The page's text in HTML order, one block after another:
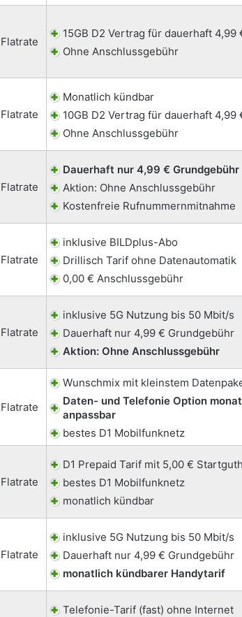
Flatrate
15GB D2 Vertrag für dauerhaft 4,99
Ohne Anschlussgebühr
Flatrate
Monatlich kündbar
10GB D2 Vertrag für dauerhaft 4,99
Ohne Anschlussgebühr
Flatrate
Dauerhaft nur 4,99 € Grundgebühr
Aktion: Ohne Anschlussgebühr
Kostenfreie Rufnummernmitnahme
Flatrate
inklusive BILDplus-Abo
Drillisch Tarif ohne Datenautomatik
0,00 € Anschlussgebühr
Flatrate
inklusive 5G Nutzung bis 50 Mbit/s
Dauerhaft nur 4,99 € Grundgebühr
Aktion: Ohne Anschlussgebühr
Flatrate
Wunschmix mit kleinstem
Daten- und Telefonie Option
anpassbar
bestes D1 Mobilfunknetz
Flatrate
D1 Prepaid Tarif mit 5,00 €
bestes D1 Mobilfunknetz
monatlich kündbar
Flatrate
inklusive 5G Nutzung bis 50 Mbit/s
Dauerhaft nur 4,99 € Grundgebühr
monatlich kündbarer Handytarif
Telefonie-Tarif (fast) ohne Internet